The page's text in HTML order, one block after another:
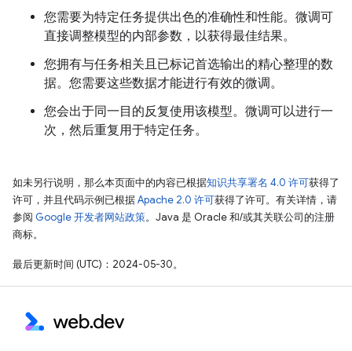
您需要为特定任务提供出色的准确性和性能。微调可
直接调整模型的内部参数，以获得最佳结果。
您拥有与任务相关且已标记首选输出的精心整理的数
据。您需要这些数据才能进行有效的微调。
您会出于同一目的反复使用该模型。微调可以进行一
次，然后重复用于特定任务。
如未另行说明，那么本页面中的内容已根据知识共享署名 4.0 许可获得了
许可，并且代码示例已根据Apache 2.0 许可获得了许可。有关详情，请
参阅 Google 开发者网站政策。Java 是 Oracle 和/或其关联公司的注册
商标。
最后更新时间 (UTC)：2024-05-30。